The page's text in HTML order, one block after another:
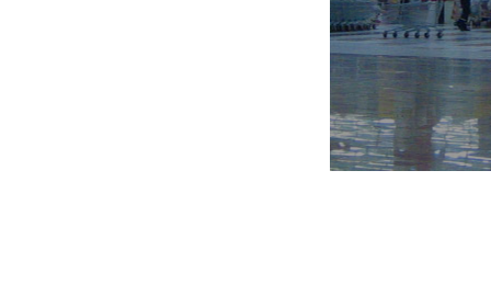
доверии, партнерстве и развитии.
лежит в основе взаимоотношений
компании, между
сотрудниками, в том числе в
стратегических решений.